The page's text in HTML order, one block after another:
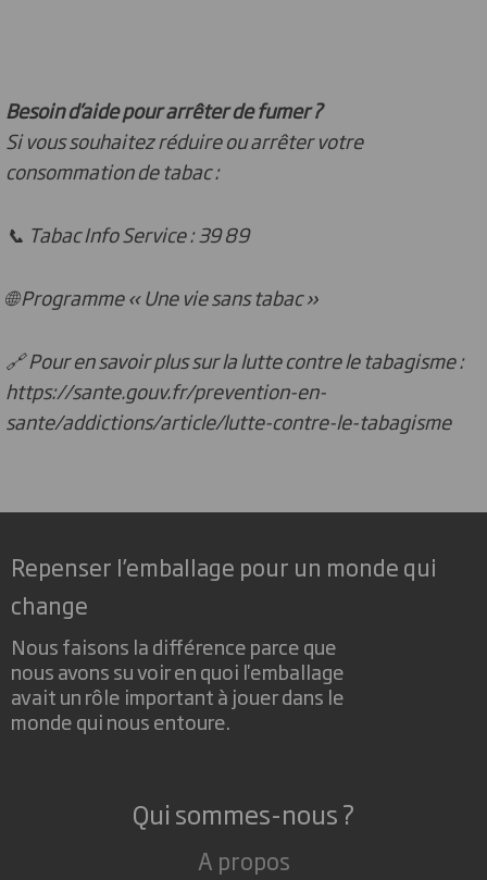
Besoin d’aide pour arrêter de fumer ?
Si vous souhaitez réduire ou arrêter votre
consommation de tabac :
📞 Tabac Info Service : 39 89
🌐 Programme « Une vie sans tabac »
🔗 Pour en savoir plus sur la lutte contre le tabagisme :
https://sante.gouv.fr/prevention-en-
sante/addictions/article/lutte-contre-le-tabagisme
Repenser l’emballage pour un monde qui
change
Nous faisons la différence parce que
nous avons su voir en quoi l'emballage
avait un rôle important à jouer dans le
monde qui nous entoure.
Qui sommes-nous ?
A propos